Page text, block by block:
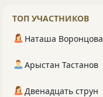
ТОП УЧАСТНИКОВ
Наташа Воронцова
Арыстан Тастанов
Двенадцать струн